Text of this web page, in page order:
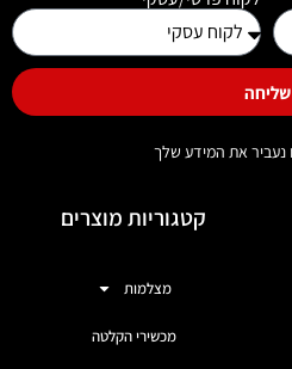
שליחה
את המידע שלך
קטגוריות מוצרים
מצלמות
מכשירי הקלטה